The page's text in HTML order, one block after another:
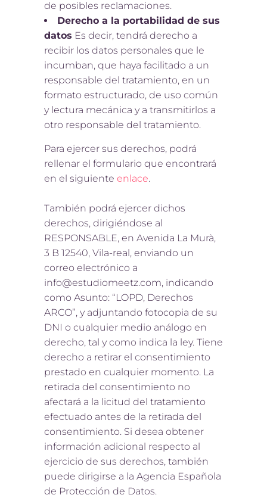
de posibles reclamaciones.
Derecho a la portabilidad de sus
datos Es decir, tendrá derecho a
recibir los datos personales que le
incumban, que haya facilitado a un
responsable del tratamiento, en un
formato estructurado, de uso común
y lectura mecánica y a transmitirlos a
otro responsable del tratamiento.
Para ejercer sus derechos, podrá
rellenar el formulario que encontrará
en el siguiente enlace.
También podrá ejercer dichos
derechos, dirigiéndose al
RESPONSABLE, en Avenida La Murà,
3 B 12540, Vila-real, enviando un
correo electrónico a
info@estudiomeetz.com, indicando
como Asunto: “LOPD, Derechos
ARCO”, y adjuntando fotocopia de su
DNI o cualquier medio análogo en
derecho, tal y como indica la ley. Tiene
derecho a retirar el consentimiento
prestado en cualquier momento. La
retirada del consentimiento no
afectará a la licitud del tratamiento
efectuado antes de la retirada del
consentimiento. Si desea obtener
información adicional respecto al
ejercicio de sus derechos, también
puede dirigirse a la Agencia Española
de Protección de Datos.